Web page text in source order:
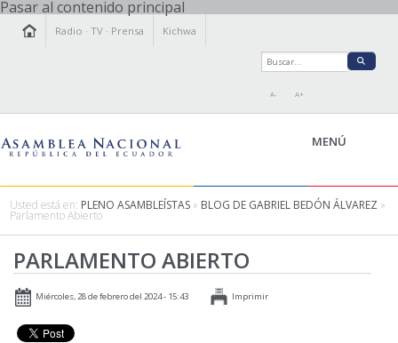
Pasar al contenido principal
Radio ·TV · Prensa Kichwa
A- A+
MENÚ
LEGISLAMOS
FISCALIZAMOS
TRANSPARENCIA
PRENSA
Usted está en: PLENO ASAMBLEÍSTAS » BLOG DE GABRIEL BEDÓN ÁLVAREZ »
Parlamento Abierto
PARLAMENTO ABIERTO
Miércoles, 28 de febrero del 2024 - 15:43 Imprimir